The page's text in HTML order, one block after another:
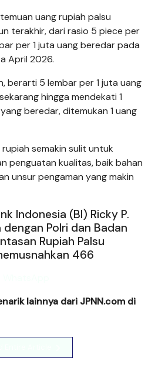
uang rupiah palsu
terakhir, dari rasio 5 piece per
per 1 juta uang beredar pada
April 2026.
berarti 5 lembar per 1 juta uang
hingga mendekati 1
beredar, ditemukan 1 uang
semakin sulit untuk
penguatan kualitas, baik bahan
unsur pengaman yang makin
Indonesia (BI) Ricky P.
Polri dan Badan
Rupiah Palsu
466
lainnya dari JPNN.com di